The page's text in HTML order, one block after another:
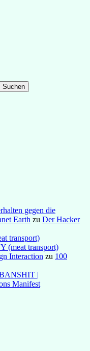
gegen die
Earth zu Der Hacker
transport)
(meat transport)
Interaction zu 100
|
Manifest